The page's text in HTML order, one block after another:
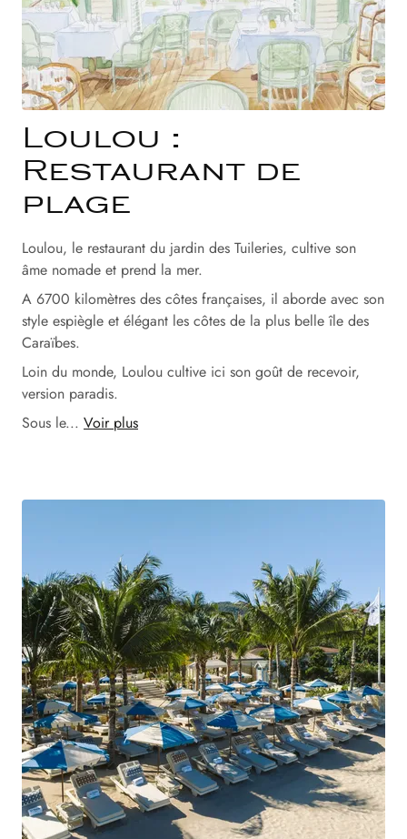
Loulou :
Restaurant de
plage
Loulou, le restaurant du jardin des Tuileries, cultive son
âme nomade et prend la mer.
A 6700 kilomètres des côtes françaises, il aborde avec son
style espiègle et élégant les côtes de la plus belle île des
Caraïbes.
Loin du monde, Loulou cultive ici son goût de recevoir,
version paradis.
Sous le... Voir plus